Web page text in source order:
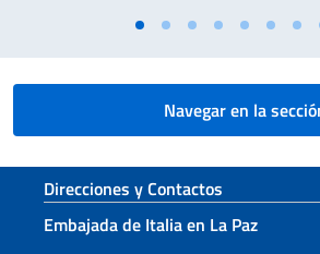
Navegar en la
Sezione footer
Direcciones y Contactos
Embajada de Italia en La Paz